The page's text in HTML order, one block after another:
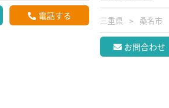
電話する 三重県 桑名市
お問合わせ